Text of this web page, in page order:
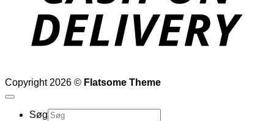
Copyright 2026 © Flatsome Theme
Søg